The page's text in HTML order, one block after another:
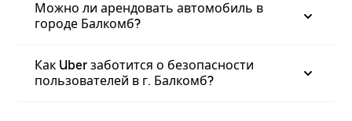
Можно ли арендовать автомобиль в
городе Балкомб?
Как Uber заботится о безопасности
пользователей в г. Балкомб?